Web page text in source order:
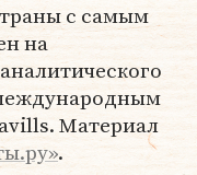
с самым
на
Материал
.